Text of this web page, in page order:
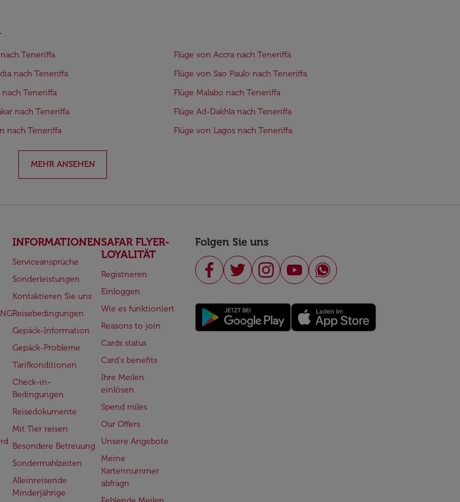
Teneriffa
Flüge von Accra nach Teneriffa
nach Teneriffa
Flüge von Sao Paulo nach Teneriffa
nach Teneriffa
Flüge Malabo nach Teneriffa
nach Teneriffa
Flüge Ad-Dakhla nach Teneriffa
nach Teneriffa Flüge von Lagos nach Teneriffa
MEHR ANSEHEN
INFORMATIONEN
Serviceansprüche
Sonderleistungen
Kontaktieren Sie uns
Reisebedingungen
Gepäck-Information
Gepäck-Probleme
Tarifkonditionen
Check-in-
Bedingungen
Reisedokumente
Mit Tier reisen
Besondere Betreuung
Sondermahlzeiten
Alleinreisende
Minderjährige
SAFAR FLYER-
LOYALITÄT
Registrieren
Einloggen
Wie es funktioniert
Reasons to join
Cards status
Card's benefits
Ihre Meilen
einlösen
Spend miles
Our Offers
Unsere Angebote
Meine
Kartennummer
abfragn
Folgen Sie uns